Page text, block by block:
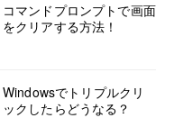
コマンドプロンプトで画面
をクリアする方法！
Windowsでトリプルクリ
ックしたらどうなる？